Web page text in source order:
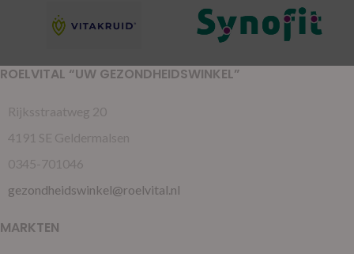
ROELVITAL “UW GEZONDHEIDSWINKEL”
Rijksstraatweg 20
4191 SE Geldermalsen
0345-701046
gezondheidswinkel@roelvital.nl
MARKTEN